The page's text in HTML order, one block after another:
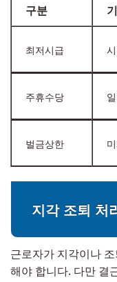
구분
최저시급
주휴수당
벌금상한
지각 조퇴 처
근로자가 지각이나
해야 합니다. 다만 결